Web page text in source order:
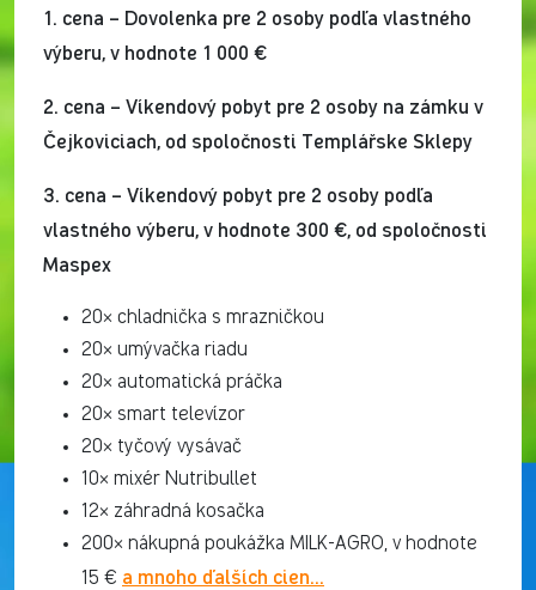
1. cena – Dovolenka pre 2 osoby podľa vlastného
výberu, v hodnote 1 000 €
2. cena – Víkendový pobyt pre 2 osoby na zámku v
Čejkoviciach, od spoločnosti Templářske Sklepy
3. cena – Víkendový pobyt pre 2 osoby podľa
vlastného výberu, v hodnote 300 €, od spoločnosti
Maspex
20× chladnička s mrazničkou
20× umývačka riadu
20× automatická práčka
20× smart televízor
20× tyčový vysávač
10× mixér Nutribullet
12× záhradná kosačka
200× nákupná poukážka MILK-AGRO, v hodnote
15 € a mnoho ďalších cien...